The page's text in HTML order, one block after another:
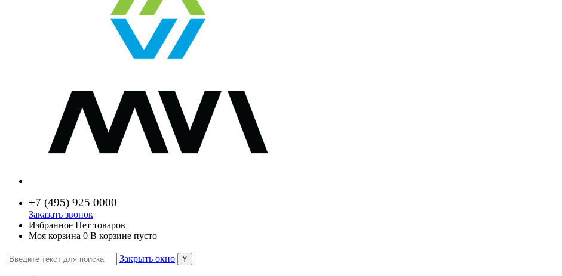
+7 (495) 925 0000
Заказать звонок
Избранное Нет товаров
Моя корзина 0 В корзине пусто
Закрыть окно